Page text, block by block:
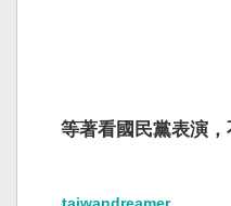
等著看國民黨表演